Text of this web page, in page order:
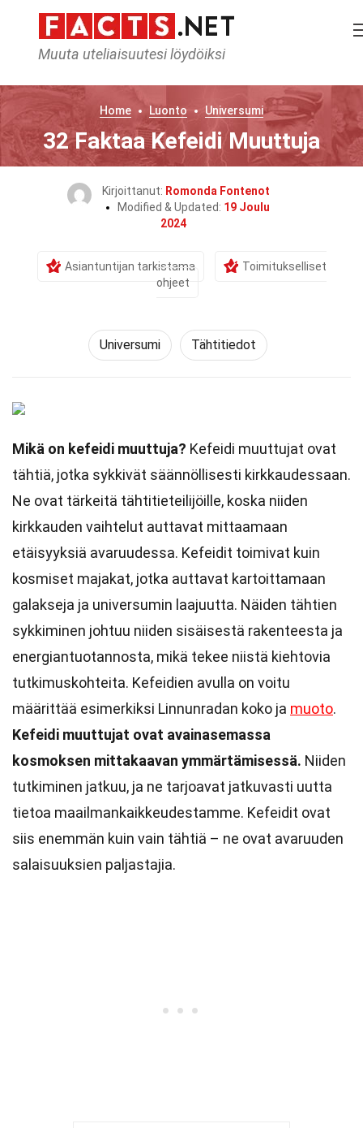
Muuta uteliaisuutesi löydöiksi
Home Luonto Universumi
32 Faktaa Kefeidi Muuttuja
Kirjoittanut: Romonda Fontenot
Modified & Updated: 19 Joulu
2024
Asiantuntijan tarkistama
Toimitukselliset
ohjeet
Universumi Tähtitiedot
Mikä on kefeidi muuttuja? Kefeidi muuttujat ovat
tähtiä, jotka sykkivät säännöllisesti kirkkaudessaan.
Ne ovat tärkeitä tähtitieteilijöille, koska niiden
kirkkauden vaihtelut auttavat mittaamaan
etäisyyksiä avaruudessa. Kefeidit toimivat kuin
kosmiset majakat, jotka auttavat kartoittamaan
galakseja ja universumin laajuutta. Näiden tähtien
sykkiminen johtuu niiden sisäisestä rakenteesta ja
energiantuotannosta, mikä tekee niistä kiehtovia
tutkimuskohteita. Kefeidien avulla on voitu
määrittää esimerkiksi Linnunradan koko ja muoto.
Kefeidi muuttujat ovat avainasemassa
kosmoksen mittakaavan ymmärtämisessä. Niiden
tutkiminen jatkuu, ja ne tarjoavat jatkuvasti uutta
tietoa maailmankaikkeudestamme. Kefeidit ovat
siis enemmän kuin vain tähtiä – ne ovat avaruuden
salaisuuksien paljastajia.